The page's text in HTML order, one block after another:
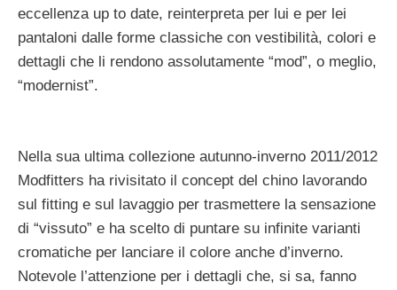
eccellenza up to date, reinterpreta per lui e per lei
pantaloni dalle forme classiche con vestibilità, colori e
dettagli che li rendono assolutamente “mod”, o meglio,
“modernist”.
Nella sua ultima collezione autunno-inverno 2011/2012
Modfitters ha rivisitato il concept del chino lavorando
sul fitting e sul lavaggio per trasmettere la sensazione
di “vissuto” e ha scelto di puntare su infinite varianti
cromatiche per lanciare il colore anche d’inverno.
Notevole l’attenzione per i dettagli che, si sa, fanno